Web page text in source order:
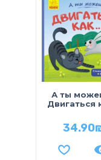
А ты
Двигаться
34.90